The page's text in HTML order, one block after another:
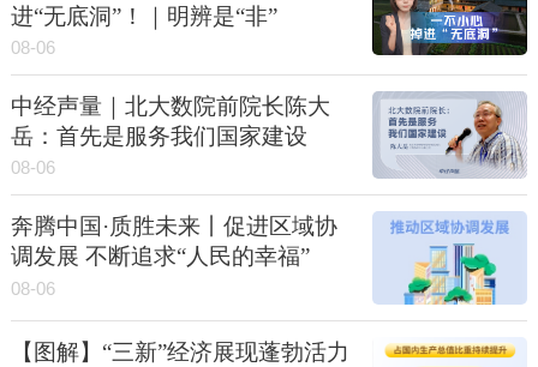
进“无底洞”！｜明辨是“非”
08-06
中经声量｜北大数院前院长陈大
岳：首先是服务我们国家建设
08-06
奔腾中国·质胜未来丨促进区域协
调发展 不断追求“人民的幸福”
08-06
【图解】“三新”经济展现蓬勃活力